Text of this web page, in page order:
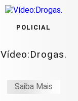
POLICIAL
Vídeo:Drogas.
Saiba Mais